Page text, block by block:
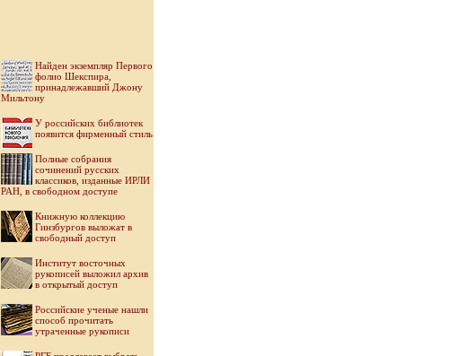
Найден экземпляр Первого
фолио Шекспира,
принадлежавший Джону
Мильтону
У российских библиотек
появится фирменный стиль
Полные собрания
сочинений русских
классиков, изданные ИРЛИ
РАН, в свободном доступе
Книжную коллекцию
Гинзбургов выложат в
свободный доступ
Институт восточных
рукописей выложил архив
в открытый доступ
Российские ученые нашли
способ прочитать
утраченные рукописи